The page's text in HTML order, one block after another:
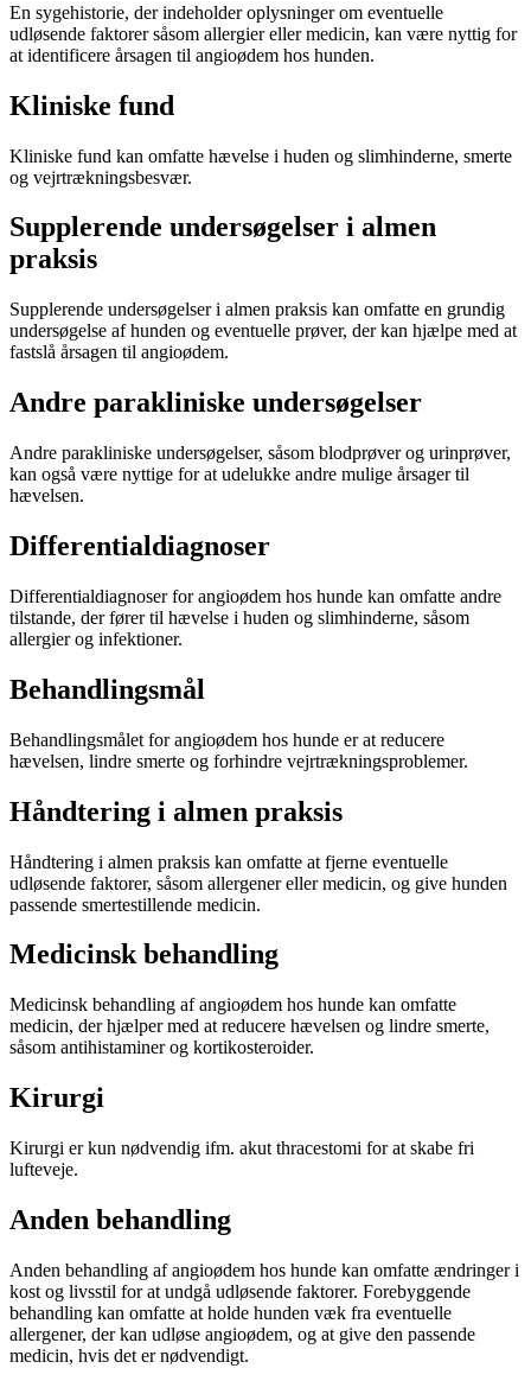
En sygehistorie, der indeholder oplysninger om eventuelle
udløsende faktorer såsom allergier eller medicin, kan være nyttig for
at identificere årsagen til angioødem hos hunden.
Kliniske fund
Kliniske fund kan omfatte hævelse i huden og slimhinderne, smerte
og vejrtrækningsbesvær.
Supplerende undersøgelser i almen
praksis
Supplerende undersøgelser i almen praksis kan omfatte en grundig
undersøgelse af hunden og eventuelle prøver, der kan hjælpe med at
fastslå årsagen til angioødem.
Andre parakliniske undersøgelser
Andre parakliniske undersøgelser, såsom blodprøver og urinprøver,
kan også være nyttige for at udelukke andre mulige årsager til
hævelsen.
Differentialdiagnoser
Differentialdiagnoser for angioødem hos hunde kan omfatte andre
tilstande, der fører til hævelse i huden og slimhinderne, såsom
allergier og infektioner.
Behandlingsmål
Behandlingsmålet for angioødem hos hunde er at reducere
hævelsen, lindre smerte og forhindre vejrtrækningsproblemer.
Håndtering i almen praksis
Håndtering i almen praksis kan omfatte at fjerne eventuelle
udløsende faktorer, såsom allergener eller medicin, og give hunden
passende smertestillende medicin.
Medicinsk behandling
Medicinsk behandling af angioødem hos hunde kan omfatte
medicin, der hjælper med at reducere hævelsen og lindre smerte,
såsom antihistaminer og kortikosteroider.
Kirurgi
Kirurgi er kun nødvendig ifm. akut thracestomi for at skabe fri
lufteveje.
Anden behandling
Anden behandling af angioødem hos hunde kan omfatte ændringer i
kost og livsstil for at undgå udløsende faktorer. Forebyggende
behandling kan omfatte at holde hunden væk fra eventuelle
allergener, der kan udløse angioødem, og at give den passende
medicin, hvis det er nødvendigt.